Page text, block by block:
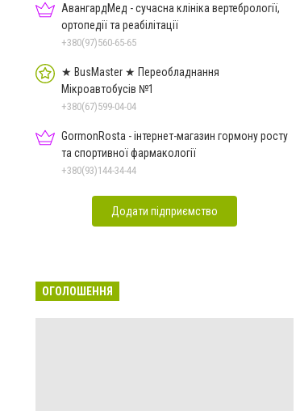
АвангардМед - сучасна клініка вертебрології,
ортопедії та реабілітації
+380(97)560-65-65
★ BusMaster ★ Переобладнання
Мікроавтобусів №1
+380(67)599-04-04
GormonRosta - інтернет-магазин гормону росту
та спортивної фармакології
+380(93)144-34-44
Додати підприємство
ОГОЛОШЕННЯ